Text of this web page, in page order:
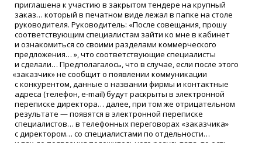
приглашена к участию в закрытом тендере на крупный
заказ… который в печатном виде лежал в папке на столе
руководителя. Руководитель: «После совещания, прошу
соответствующим специалистам зайти ко мне в кабинет
и ознакомиться со своими разделами коммерческого
предложения… », что соответствующие специалисты
и сделали… Предполагалось, что в случае, если после этого
«заказчик» не сообщит о появлении коммуникации
с конкурентом, данные о названии фирмы и контактные
адреса (телефон, e-mail) будут раскрыты в электронной
переписке директора… далее, при том же отрицательном
результате — появятся в электронной переписке
специалистов… в телефонных переговорах «заказчика»
с директором… со специалистами по отдельности…